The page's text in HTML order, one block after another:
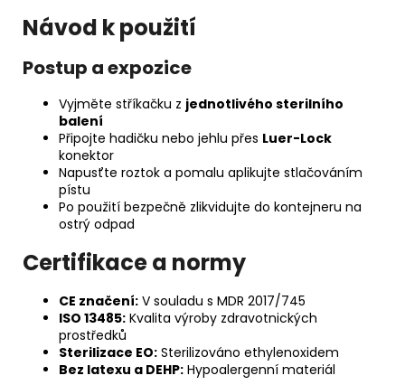
Návod k použití
Postup a expozice
Vyjměte stříkačku z jednotlivého sterilního
balení
Připojte hadičku nebo jehlu přes Luer-Lock
konektor
Napusťte roztok a pomalu aplikujte stlačováním
pístu
Po použití bezpečně zlikvidujte do kontejneru na
ostrý odpad
Certifikace a normy
CE značení: V souladu s MDR 2017/745
ISO 13485: Kvalita výroby zdravotnických
prostředků
Sterilizace EO: Sterilizováno ethylenoxidem
Bez latexu a DEHP: Hypoalergenní materiál